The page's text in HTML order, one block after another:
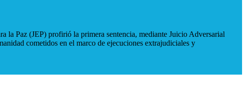
la Paz (JEP) profirió la primera sentencia, mediante Juicio Adversarial
cometidos en el marco de ejecuciones extrajudiciales y